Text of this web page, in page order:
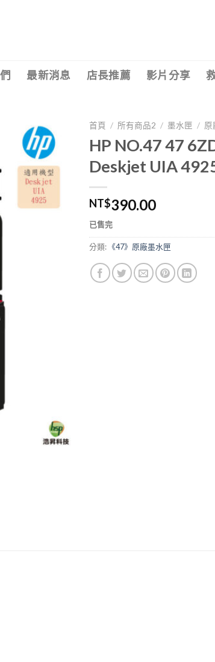
最新消息 店長推薦 影片分享
首頁 / 所有商品2 / 墨水匣 / 原
HP NO.47 47
Deskjet UIA
NT$390.00
已售完
分類: 《47》原廠墨水匣